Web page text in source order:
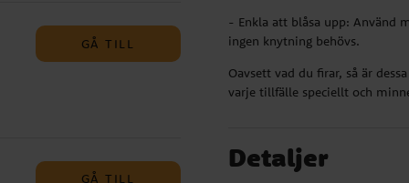
-
GÅ TILL
GÅ TILL
- Enkla att blåsa upp: Använd
ingen knytning behövs.
Oavsett vad du firar, så är
varje tillfälle speciellt och
Detaljer